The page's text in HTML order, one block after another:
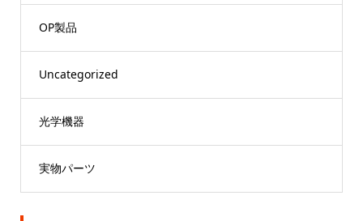
OP製品
Uncategorized
光学機器
実物パーツ